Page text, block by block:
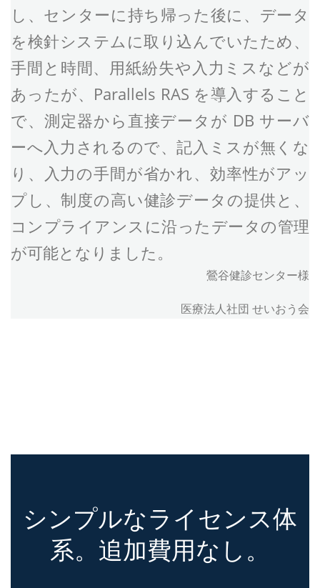
し、センターに持ち帰った後に、データ
を検針システムに取り込んでいたため、
手間と時間、用紙紛失や入力ミスなどが
あったが、Parallels RAS を導入すること
で、測定器から直接データが DB サーバ
ーへ入力されるので、記入ミスが無くな
り、入力の手間が省かれ、効率性がアッ
プし、制度の高い健診データの提供と、
コンプライアンスに沿ったデータの管理
が可能となりました。
鶯谷健診センター様
医療法人社団 せいおう会
シンプルなライセンス体
系。追加費用なし。